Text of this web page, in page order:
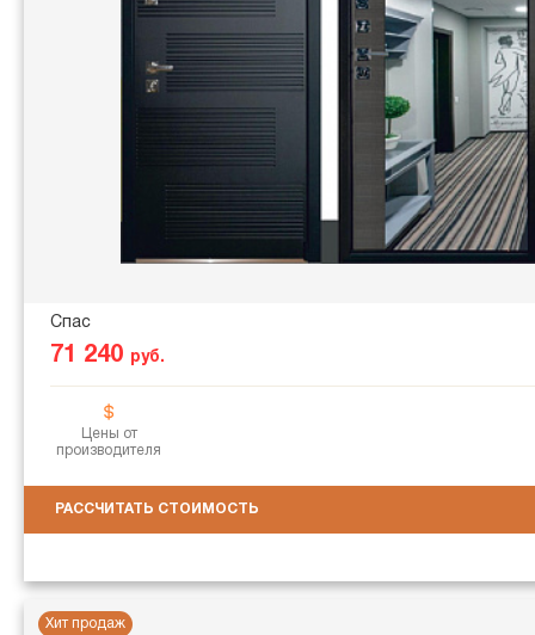
Спас
71 240 руб.
Цены от
производителя
РАССЧИТАТЬ СТОИМОСТЬ
Хит продаж